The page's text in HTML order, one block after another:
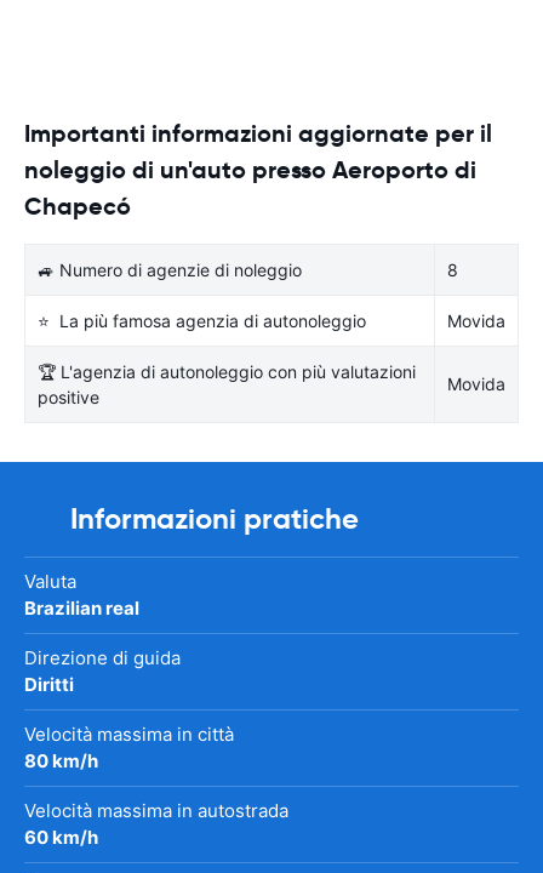
Importanti informazioni aggiornate per il
noleggio di un'auto presso Aeroporto di
Chapecó
🚙 Numero di agenzie di noleggio 8
⭐ La più famosa agenzia di autonoleggio Movida
🏆 L'agenzia di autonoleggio con più valutazioni
positive
Movida
Informazioni pratiche
Valuta
Brazilian real
Direzione di guida
Diritti
Velocità massima in città
80 km/h
Velocità massima in autostrada
60 km/h